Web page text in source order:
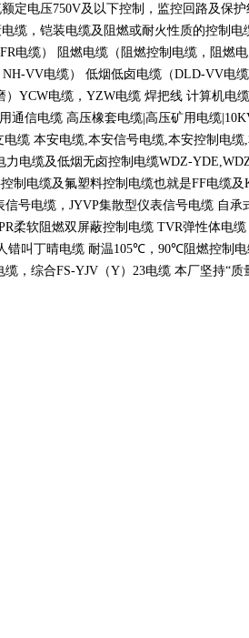
定电压750V及以下控制，监控回路及保护
缆，铠装电缆及阻燃或耐火性质的控制电
电缆） 阻燃电缆（阻燃控制电缆，阻燃电
NH-VV电缆） 低烟低卤电缆（DLD-VV电缆
YCW电缆， YZW电缆 焊把线 计算机电
通信电缆 高压橡套电缆 高压矿用电缆
电缆 本安电缆,本安信号电缆,本安控制电缆,
力电缆及低烟无卤控制电缆WDZ-
制电缆及氟塑料控制电缆也就是FF电缆及
号电缆， JYVP集散型仪表信号电缆 自承
柔软阻燃双屏蔽控制电缆 TVR弹性体电
错叫丁晴电缆 耐温105℃ ，90℃阻燃控制
，综合FS-YJV （Y） 23电缆 本厂坚持“质